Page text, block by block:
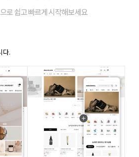
로 쉽고 빠르게 시작해보세요
다.